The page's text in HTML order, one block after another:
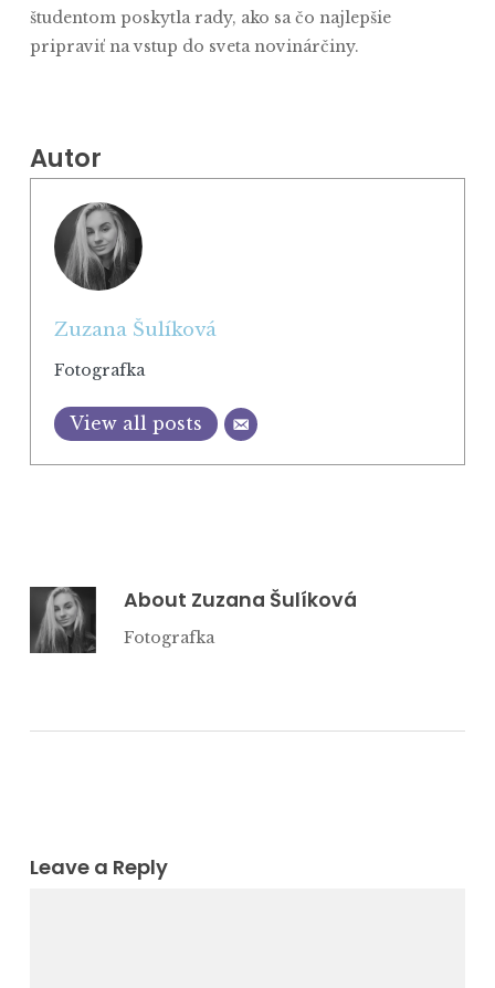
študentom poskytla rady, ako sa čo najlepšie
pripraviť na vstup do sveta novinárčiny.
Autor
Zuzana Šulíková
Fotografka
View all posts
About Zuzana Šulíková
Fotografka
Leave a Reply